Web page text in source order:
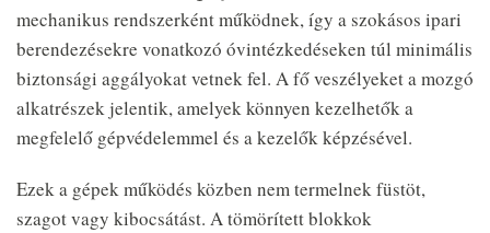
mechanikus rendszerként működnek, így a szokásos ipari
berendezésekre vonatkozó óvintézkedéseken túl minimális
biztonsági aggályokat vetnek fel. A fő veszélyeket a mozgó
alkatrészek jelentik, amelyek könnyen kezelhetők a
megfelelő gépvédelemmel és a kezelők képzésével.
Ezek a gépek működés közben nem termelnek füstöt,
szagot vagy kibocsátást. A tömörített blokkok